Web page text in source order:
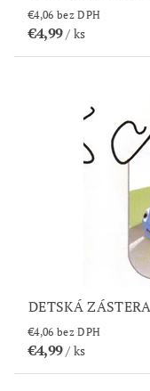
€4,06 bez DPH
€4,99/ ks
DETSKÁ
€4,06 bez DPH
€4,99/ ks